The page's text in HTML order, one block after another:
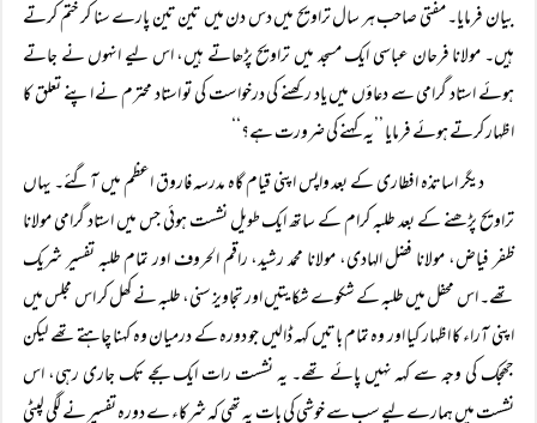
بیان فرمایا۔ مفتی صاحب ہر سال تراویح میں دس دن میں تین تین پارے سنا کر ختم کرتے
ہیں۔ مولانا فرحان عباسی ایک مسجد میں تراویح پڑھاتے ہیں، اس لیے انہوں نے جاتے
ہوئے استاد گرامی سے دعاؤں میں یاد رکھنے کی درخواست کی تو استاد محترم نے اپنے تعلق کا
اظہار کرتے ہوئے فرمایا ’’یہ کہنے کی ضرورت ہے؟‘‘
دیگر اساتذہ افطاری کے بعد واپس اپنی قیام گاہ مدرسہ فاروق اعظم میں آگئے۔ یہاں
تراویح پڑھنے کے بعد طلبہ کرام کے ساتھ ایک طویل نشست ہوئی جس میں استاد گرامی مولانا
ظفر فیاض، مولانا فضل الہادی، مولانا محمد رشید، راقم الحروف اور تمام طلبہ تفسیر شریک
تھے۔ اس محفل میں طلبہ کے شکوے شکایتیں اور تجاویز سنی، طلبہ نے کھل کر اس مجلس میں
اپنی آراء کا اظہار کیا اور وہ تمام باتیں کہہ ڈالیں جو دورہ کے درمیان وہ کہنا چاہتے تھے لیکن
جھجک کی وجہ سے کہہ نہیں پائے تھے۔ یہ نشست رات ایک بجے تک جاری رہی، اس
نشست میں ہمارے لیے سب سے خوشی کی بات یہ تھی کہ شرکاء ے دورہ تفسیر نے لگی لپٹی